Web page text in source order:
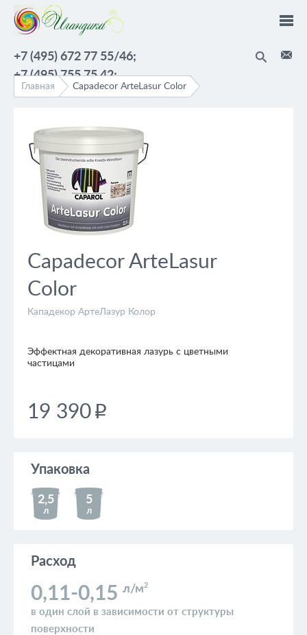
Перейти к основному содержанию
+7 (495) 672 77 55/46;
+7 (495) 755 75 42;
Главная Capadecor ArteLasur Color
Capadecor ArteLasur
Color
Кападекор АртеЛазур Колор
Эффектная декоративная лазурь с цветными
частицами
19 390 p
Упаковка
2,5
л
5
л
Расход
0,11-0,15 л/м2
в один слой в зависимости от структуры
поверхности